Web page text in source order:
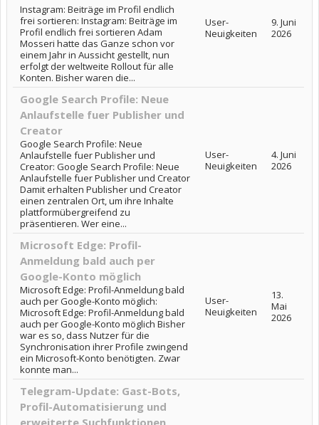
Instagram: Beiträge im Profil endlich
frei sortieren: Instagram: Beiträge im
Profil endlich frei sortieren Adam
Mosseri hatte das Ganze schon vor
einem Jahr in Aussicht gestellt, nun
erfolgt der weltweite Rollout für alle
Konten. Bisher waren die...
User-
Neuigkeiten
9. Juni
2026
Google Search Profile: Neue
Anlaufstelle fuer Publisher und
Creator
Google Search Profile: Neue
Anlaufstelle fuer Publisher und
Creator: Google Search Profile: Neue
Anlaufstelle fuer Publisher und Creator
Damit erhalten Publisher und Creator
einen zentralen Ort, um ihre Inhalte
plattformübergreifend zu
präsentieren. Wer eine...
User-
Neuigkeiten
4. Juni
2026
Microsoft Edge: Profil-
Anmeldung bald auch per
Google-Konto möglich
Microsoft Edge: Profil-Anmeldung bald
auch per Google-Konto möglich:
Microsoft Edge: Profil-Anmeldung bald
auch per Google-Konto möglich Bisher
war es so, dass Nutzer für die
Synchronisation ihrer Profile zwingend
ein Microsoft-Konto benötigten. Zwar
konnte man...
User-
Neuigkeiten
13.
Mai
2026
Telegram-Update: Gast-Bots,
Profil-Automatisierung und
erweiterte Suchfunktionen